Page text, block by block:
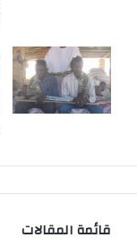
قائمة المقالات